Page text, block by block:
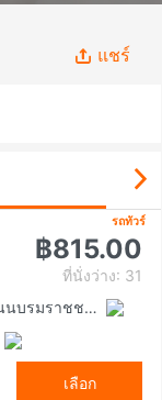
แชร์
รถทัวร์
฿815.00
ที่นั่งว่าง: 31
สถานีขนส่งผู้โดยสารกรุงเทพ ถนนบรมราชชนนี (สายใต้ใหม่)
เลือก